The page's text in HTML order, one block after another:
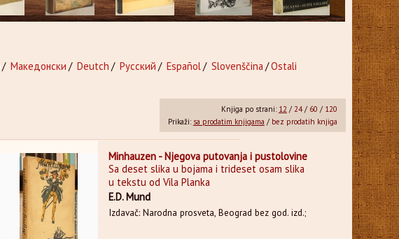
/ Македонски / Deutch / Русский / Español/ Slovenščina /Ostali
Knjiga po strani: 12 / 24/ 60 / 120
Prikaži: sa prodatim knjigama / bez prodatih knjiga
Minhauzen - Njegova putovanja i pustolovine
Sa deset slika u bojama i trideset osam slika
u tekstu od Vila Planka
E.D. Mund
Izdavač: Narodna prosveta, Beograd bez god. izd.;